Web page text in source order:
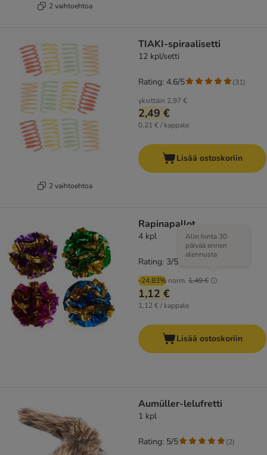
2 vaihtoehtoa
2 vaihtoehtoa
TIAKI-spiraalisetti
12 kpl/setti
yksittäin 2,97 €
2,49 €
0,21 € / kappale
Rating: 4.6/5 (31)
Lisää ostoskoriin
Rapinapallot
4 kpl
-24.83% norm. 1,49 €
Alin hinta 30
päivää ennen
alennusta
1,12 €
1,12 € / kappale
Rating: 3/5
Lisää ostoskoriin
Aumüller-lelufretti
1 kpl
Rating: 5/5 (2)